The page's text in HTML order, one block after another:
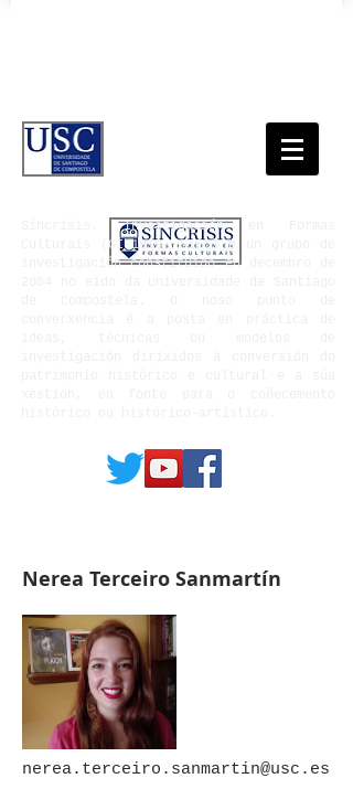
Síncrisis. Investigación en Formas
(GI-1919- SIFC) é un grupo de
investigación constituído en decembro de
Nerea Terceiro Sanmartín
nerea.terceiro.sanmartin@usc.es